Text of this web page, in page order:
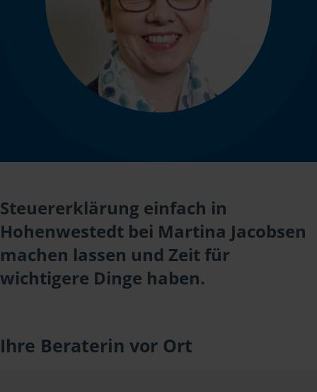
Steuererklärung einfach in
Hohenwestedt bei Martina Jacobsen
machen lassen und Zeit für
wichtigere Dinge haben.
Ihre Beraterin vor Ort